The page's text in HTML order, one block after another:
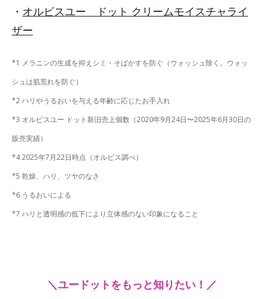
・ オルビスユー ドット クリームモイスチャライ
ザー
*1 メラニンの生成を抑えシミ・そばかすを防ぐ（ウォッシュ除く。ウォッ
シュは肌荒れを防ぐ）
*2 ハリやうるおいを与える年齢に応じたお手入れ
*3 オルビスユー ドット新旧売上個数（2020年9月24日〜2025年6月30日の
販売実績）
*4 2025年7月22日時点（オルビス調べ）
*5 乾燥、ハリ、ツヤのなさ
*6 うるおいによる
*7 ハリと透明感の低下により立体感のない印象になること
＼ユードットをもっと知りたい！／